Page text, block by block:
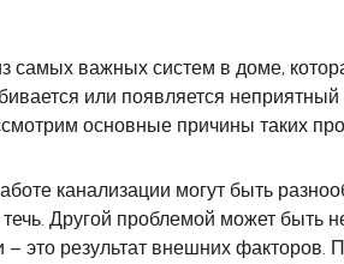
самых важных систем в доме,
или появляется
основные причины таких
канализации могут быть
течь. Другой проблемой может
– это результат внешних